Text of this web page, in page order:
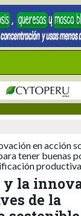
en acción
tener buenas
y la
de la